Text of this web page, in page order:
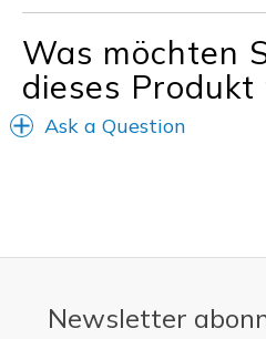
View On Shoes
Shoes are
Was möchten
dieses Produkt
Ask a Question
Newsletter